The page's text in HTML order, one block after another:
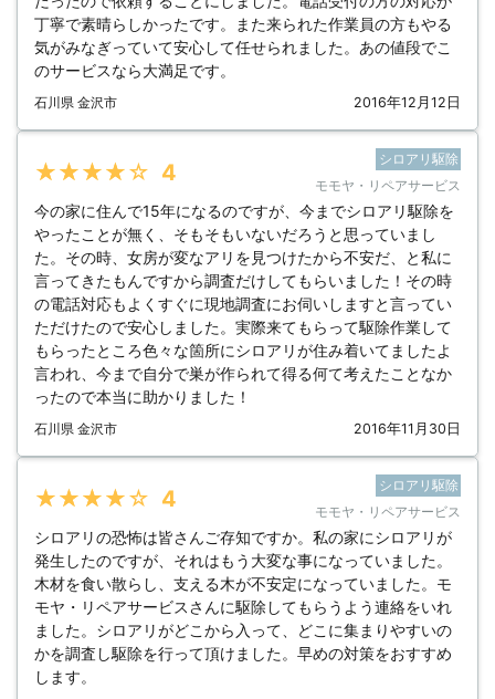
丁寧で素晴らしかったです。また来られた作業員の方もやる
気がみなぎっていて安心して任せられました。あの値段でこ
のサービスなら大満足です。
石川県 金沢市 2016年12月12日
★★★★★ 4
シロアリ駆除
モモヤ・リペアサービス
今の家に住んで15年になるのですが、今までシロアリ駆除を
やったことが無く、そもそもいないだろうと思っていまし
た。その時、女房が変なアリを見つけたから不安だ、と私に
言ってきたもんですから調査だけしてもらいました！その時
の電話対応もよくすぐに現地調査にお伺いしますと言ってい
ただけたので安心しました。実際来てもらって駆除作業して
もらったところ色々な箇所にシロアリが住み着いてましたよ
言われ、今まで自分で巣が作られて得る何て考えたことなか
ったので本当に助かりました！
石川県 金沢市 2016年11月30日
★★★★★ 4
シロアリ駆除
モモヤ・リペアサービス
シロアリの恐怖は皆さんご存知ですか。私の家にシロアリが
発生したのですが、それはもう大変な事になっていました。
木材を食い散らし、支える木が不安定になっていました。モ
モヤ・リペアサービスさんに駆除してもらうよう連絡をいれ
ました。シロアリがどこから入って、どこに集まりやすいの
かを調査し駆除を行って頂けました。早めの対策をおすすめ
します。